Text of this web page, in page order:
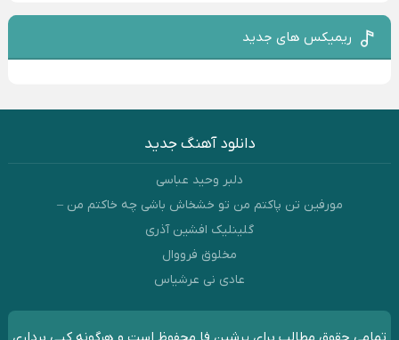
ریمیکس های جدید
دانلود آهنگ جدید
دلبر وحید عباسی
مورفین تن پاکتم من تو خشخاش باشی چه خاکتم من –
گلینلیک افشین آذری
مخلوق فرووال
عادی نی عرشیاس